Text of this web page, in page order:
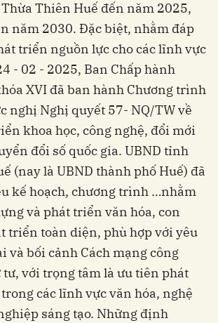
Thiên Huế đến năm 2025,
năm 2030. Đặc biệt, nhằm đáp
triển nguồn lực cho các lĩnh vực
- 02 - 2025, Ban Chấp hành
XVI đã ban hành Chương trình
nghị Nghị quyết 57- NQ/TW về
khoa học, công nghệ, đổi mới
đổi số quốc gia. UBND tỉnh
(nay là UBND thành phố Huế) đã
kế hoạch, chương trình …nhằm
và phát triển văn hóa, con
triển toàn diện, phù hợp với yêu
và bối cảnh Cách mạng công
với trọng tâm là ưu tiên phát
các lĩnh vực văn hóa, nghệ
sáng tạo. Những định